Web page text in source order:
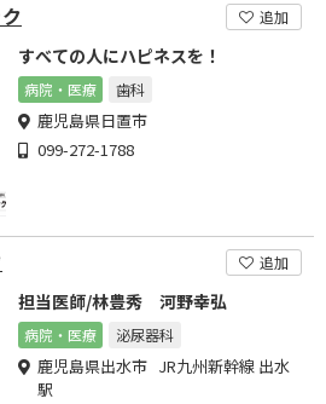
追加
すべての人にハピネスを！
病院・医療 歯科
鹿児島県日置市
099-272-1788
追加
担当医師/林豊秀 河野幸弘
病院・医療 泌尿器科
鹿児島県出水市 JR九州新幹線 出水
駅